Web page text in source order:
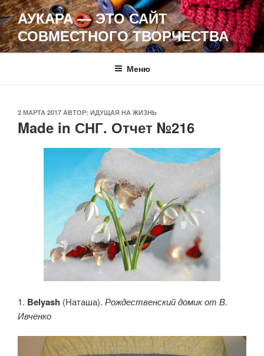
Перейти
к
содержимому
АУКАРА — ЭТО САЙТ
СОВМЕСТНОГО ТВОРЧЕСТВА
Меню
ОПУБЛИКОВАНО
2 МАРТА 2017 АВТОР: ИДУЩАЯ НА ЖИЗНЬ
Made in СНГ. Отчет №216
1. Belyash (Наташа). Рождественский домик от В.
Ивченко